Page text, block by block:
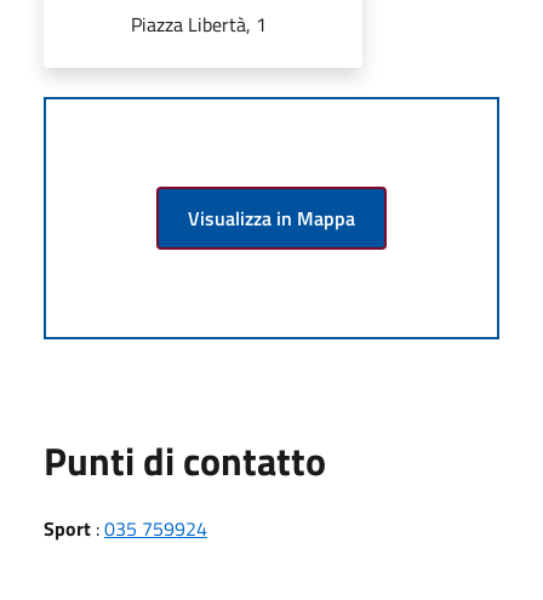
Piazza Libertà, 1
Visualizza in Mappa
Punti di contatto
Sport :035 759924